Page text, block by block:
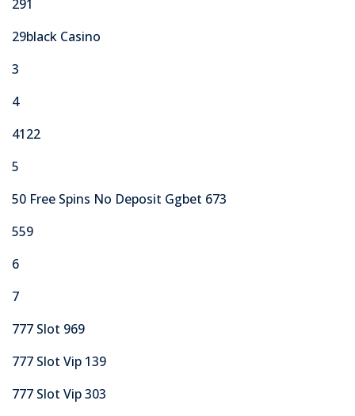
291
29black Casino
3
4
4122
5
50 Free Spins No Deposit Ggbet 673
559
6
7
777 Slot 969
777 Slot Vip 139
777 Slot Vip 303